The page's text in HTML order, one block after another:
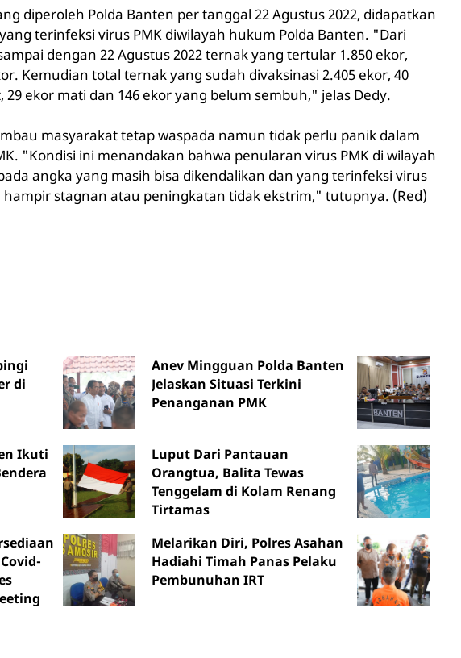
diperoleh Polda Banten per tanggal 22 Agustus 2022, didapatkan
terinfeksi virus PMK diwilayah hukum Polda Banten. "Dari
dengan 22 Agustus 2022 ternak yang tertular 1.850 ekor,
Kemudian total ternak yang sudah divaksinasi 2.405 ekor, 40
ekor mati dan 146 ekor yang belum sembuh," jelas Dedy.
masyarakat tetap waspada namun tidak perlu panik dalam
"Kondisi ini menandakan bahwa penularan virus PMK di wilayah
angka yang masih bisa dikendalikan dan yang terinfeksi virus
hampir stagnan atau peningkatan tidak ekstrim," tutupnya. (Red)
di
Anev Mingguan Polda Banten
Jelaskan Situasi Terkini
Penanganan PMK
Ikuti
Luput Dari Pantauan
Orangtua, Balita Tewas
Tenggelam di Kolam Renang
Tirtamas
Melarikan Diri, Polres Asahan
Hadiahi Timah Panas Pelaku
Pembunuhan IRT